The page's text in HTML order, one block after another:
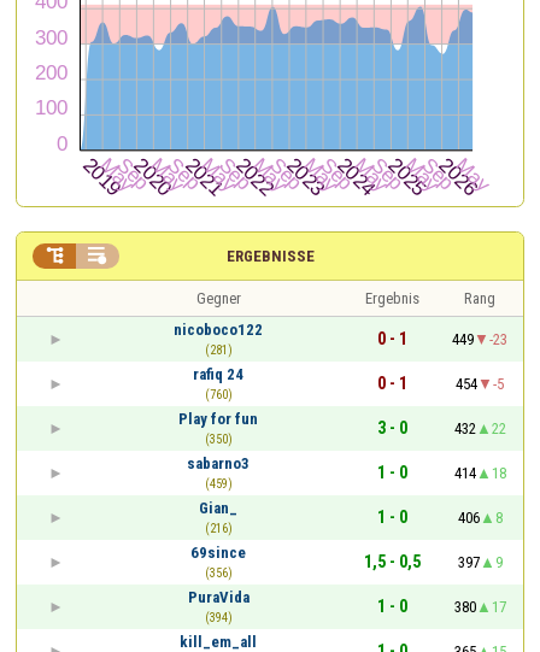
ERGEBNISSE
 
Gegner Ergebnis
Rang
nicoboco122
(281)
0 - 1 449
-23
rafiq 24
(760)
0 - 1 454
-5
Play for fun
(350)
3 - 0 432
22
sabarno3
(459)
1 - 0 414
18
Gian_
(216)
1 - 0 406
8
69since
(356)
1,5 - 0,5 397
9
PuraVida
(394)
1 - 0 380
17
kill_em_all